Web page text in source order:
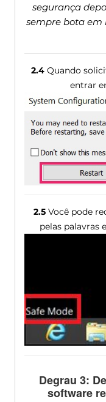
segurança
sempre bota em
2.4 Quando
entrar
2.5 Você pode
pelas palavras
Degrau 3:
software